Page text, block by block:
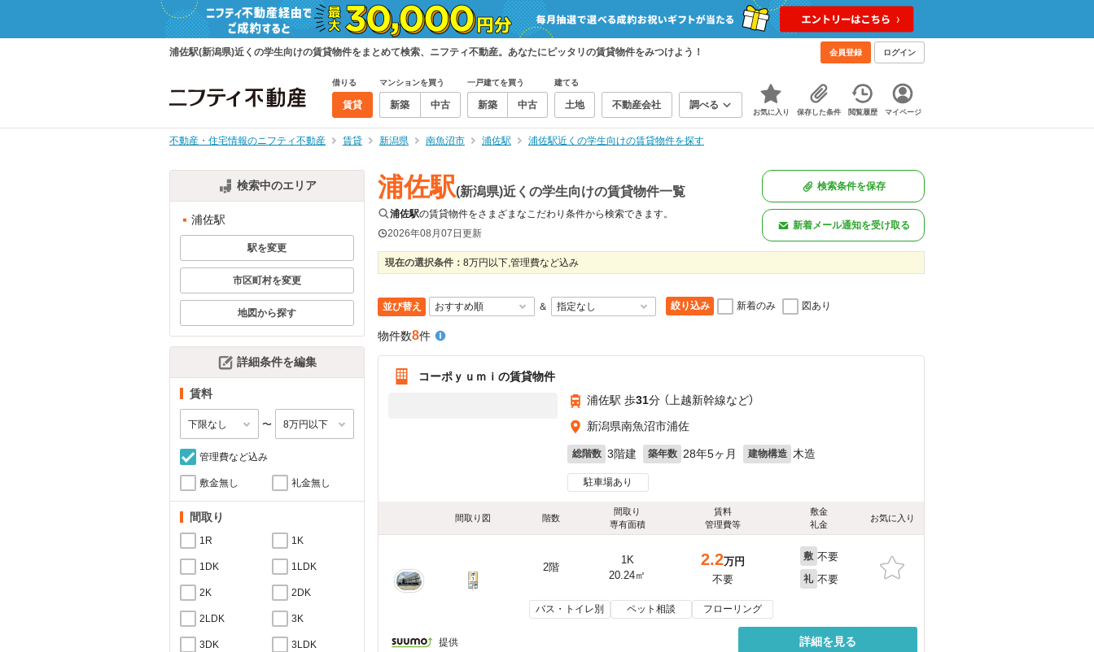
浦佐駅(新潟県)近くの学生向けの賃貸物件をまとめて検索、ニフティ不動産。あなたにピッタリの賃貸物件をみつけよう！ 会員登録 ログイン
借りる
賃貸
マンションを買う
新築 中古
一戸建てを買う
新築 中古
建てる
土地 不動産会社 調べる
お気に入り 保存した条件 閲覧履歴 マイページ
不動産・住宅情報のニフティ不動産 賃貸 新潟県 南魚沼市 浦佐駅 浦佐駅近くの学生向けの賃貸物件を探す
検索中のエリア
浦佐駅
駅を変更
市区町村を変更
地図から探す
詳細条件を編集
賃料
〜
管理費など込み
敷金無し 礼金無し
間取り
1R 1K
1DK 1LDK
2K 2DK
2LDK 3K
3DK 3LDK
浦佐駅(新潟県)近くの学生向けの賃貸物件一覧
浦佐駅の賃貸物件をさまざまなこだわり条件から検索できます。
2026年08月07日更新
検索条件を保存
新着メール通知を受け取る
現在の選択条件： 8万円以下,管理費など込み
並び替え ＆ 絞り込み 新着のみ 図あり
物件数8件
コーポｙｕｍｉの賃貸物件
浦佐駅 歩31分 （上越新幹線など）
新潟県南魚沼市浦佐
総階数 3階建 築年数 28年5ヶ月 建物構造 木造
駐車場あり
間取り図 階数
間取り
専有面積
賃料
管理費等
敷金
礼金
お気に入り
2階
1K
20.24㎡
2.2万円
不要
敷 不要
礼 不要
バス・トイレ別 ペット相談 フローリング
提供 詳細を見る